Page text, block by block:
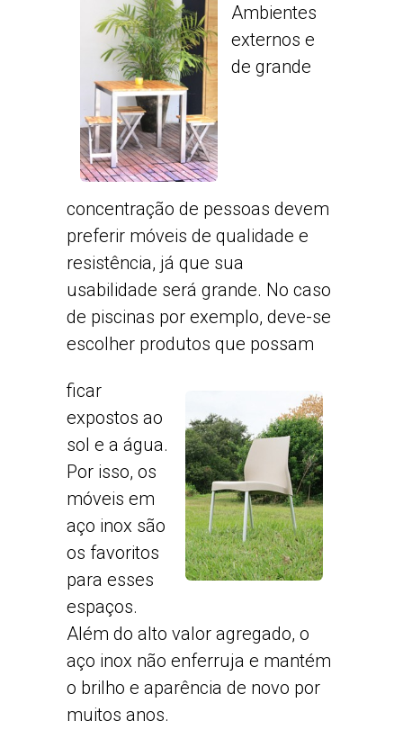
Ambientes
externos e
de grande
concentração de pessoas devem
preferir móveis de qualidade e
resistência, já que sua
usabilidade será grande. No caso
de piscinas por exemplo, deve-se
escolher produtos que possam
ficar
expostos ao
sol e a água.
Por isso, os
móveis em
aço inox são
os favoritos
para esses
espaços.
Além do alto valor agregado, o
aço inox não enferruja e mantém
o brilho e aparência de novo por
muitos anos.